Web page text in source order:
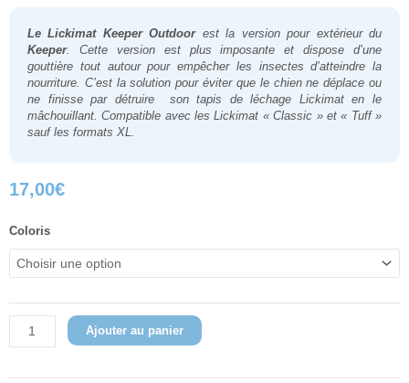
Le Lickimat Keeper Outdoorest la version pour extérieur du
Keeper. Cette version est plus imposante et dispose d’une
gouttière tout autour pour empêcher les insectes d’atteindre la
nourriture. C’est la solution pour éviter que le chien ne déplace ou
ne finisse par détruire son tapis de léchage Lickimat en le
mâchouillant. Compatible avec les Lickimat « Classic » et « Tuff »
sauf les formats XL.
17,00€
Coloris
quantité
Lickimat
Keeper
Ajouter au panier